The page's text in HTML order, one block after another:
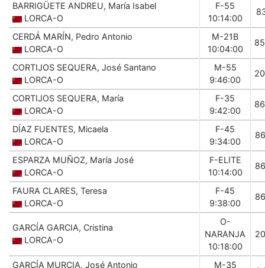
BARRIGÜETE ANDREU, María Isabel
LORCA-O
F-55
10:14:00
CERDÁ MARÍN, Pedro Antonio
LORCA-O
M-21B
10:04:00
CORTIJOS SEQUERA, José Santano
LORCA-O
M-55
9:46:00
CORTIJOS SEQUERA, María
LORCA-O
F-35
9:42:00
DÍAZ FUENTES, Micaela
LORCA-O
F-45
9:34:00
ESPARZA MUÑOZ, María José
LORCA-O
F-ELITE
10:14:00
FAURA CLARES, Teresa
LORCA-O
F-45
9:38:00
GARCÍA GARCIA, Cristina
LORCA-O
O-
NARANJA
10:18:00
GARCÍA MURCIA, José Antonio M-35